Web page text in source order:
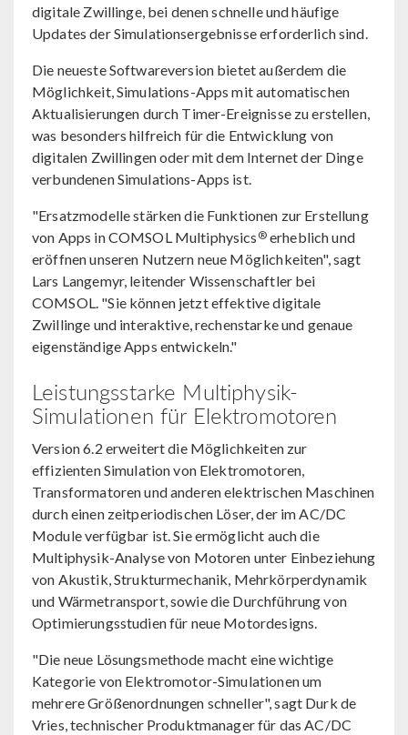
digitale Zwillinge, bei denen schnelle und häufige
Updates der Simulationsergebnisse erforderlich sind.
Die neueste Softwareversion bietet außerdem die
Möglichkeit, Simulations-Apps mit automatischen
Aktualisierungen durch Timer-Ereignisse zu erstellen,
was besonders hilfreich für die Entwicklung von
digitalen Zwillingen oder mit dem Internet der Dinge
verbundenen Simulations-Apps ist.
"Ersatzmodelle stärken die Funktionen zur Erstellung
von Apps in COMSOL Multiphysics ®erheblich und
eröffnen unseren Nutzern neue Möglichkeiten", sagt
Lars Langemyr, leitender Wissenschaftler bei
COMSOL. "Sie können jetzt effektive digitale
Zwillinge und interaktive, rechenstarke und genaue
eigenständige Apps entwickeln."
Leistungsstarke Multiphysik-
Simulationen für Elektromotoren
Version 6.2 erweitert die Möglichkeiten zur
effizienten Simulation von Elektromotoren,
Transformatoren und anderen elektrischen Maschinen
durch einen zeitperiodischen Löser, der im AC/DC
Module verfügbar ist. Sie ermöglicht auch die
Multiphysik-Analyse von Motoren unter Einbeziehung
von Akustik, Strukturmechanik, Mehrkörperdynamik
und Wärmetransport, sowie die Durchführung von
Optimierungsstudien für neue Motordesigns.
"Die neue Lösungsmethode macht eine wichtige
Kategorie von Elektromotor-Simulationen um
mehrere Größenordnungen schneller", sagt Durk de
Vries, technischer Produktmanager für das AC/DC